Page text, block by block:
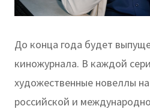
До конца года будет
киножурнала. В каждой
художественные новеллы
российской и